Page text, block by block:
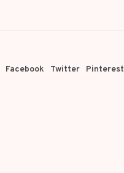
Facebook Twitter Pinterest